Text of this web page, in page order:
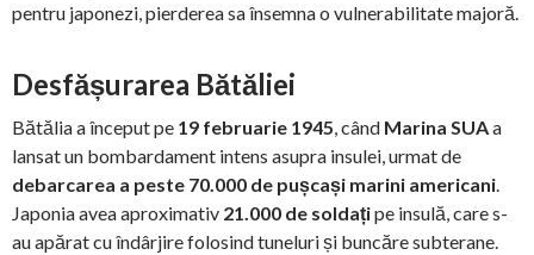
pentru japonezi, pierderea sa însemna o vulnerabilitate majoră.
Desfășurarea Bătăliei
Bătălia a început pe 19 februarie 1945, când Marina SUAa
lansat un bombardament intens asupra insulei, urmat de
debarcarea a peste 70.000 de pușcași marini americani.
Japonia avea aproximativ 21.000 de soldațipe insulă, care s-
au apărat cu îndârjire folosind tuneluri și buncăre subterane.